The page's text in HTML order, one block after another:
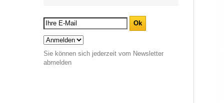
Sie können sich jederzeit vom Newsletter
abmelden